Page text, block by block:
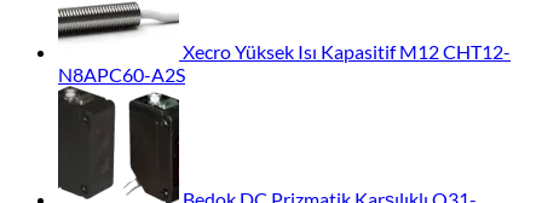
Xecro Yüksek Isı Kapasitif M12 CHT12-
N8APC60-A2S